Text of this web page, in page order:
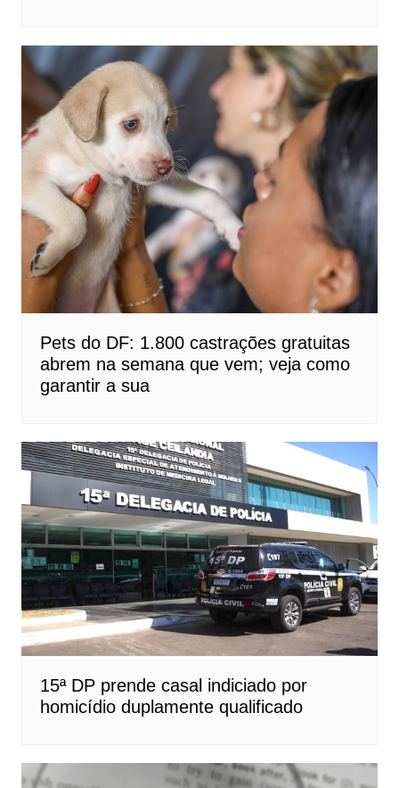
Pets do DF: 1.800 castrações gratuitas
abrem na semana que vem; veja como
garantir a sua
15ª DP prende casal indiciado por
homicídio duplamente qualificado